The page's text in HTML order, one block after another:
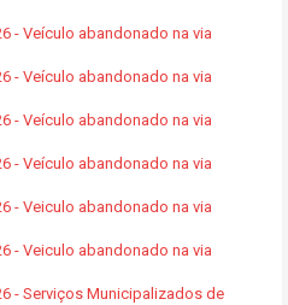
- Veículo abandonado na via
- Veículo abandonado na via
- Veículo abandonado na via
- Veículo abandonado na via
- Veiculo abandonado na via
- Veiculo abandonado na via
- Serviços Municipalizados de